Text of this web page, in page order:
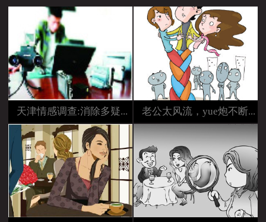
天津情感调查:消除多疑... 老公太风流，yue炮不断...